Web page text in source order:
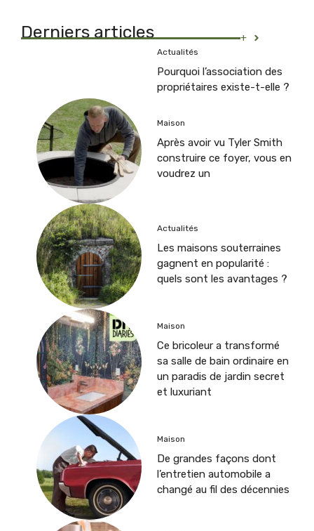
Derniers articles +
Actualités
Pourquoi l’association des
propriétaires existe-t-elle ?
Maison
Après avoir vu Tyler Smith
construire ce foyer, vous en
voudrez un
Actualités
Les maisons souterraines
gagnent en popularité :
quels sont les avantages ?
Maison
Ce bricoleur a transformé
sa salle de bain ordinaire en
un paradis de jardin secret
et luxuriant
Maison
De grandes façons dont
l’entretien automobile a
changé au fil des décennies